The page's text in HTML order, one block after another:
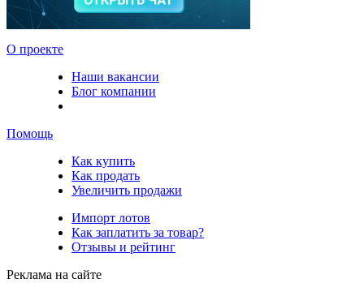
О проекте
Наши вакансии
Блог компании
Помощь
Как купить
Как продать
Увеличить продажи
Импорт лотов
Как заплатить за товар?
Отзывы и рейтинг
Реклама на сайте